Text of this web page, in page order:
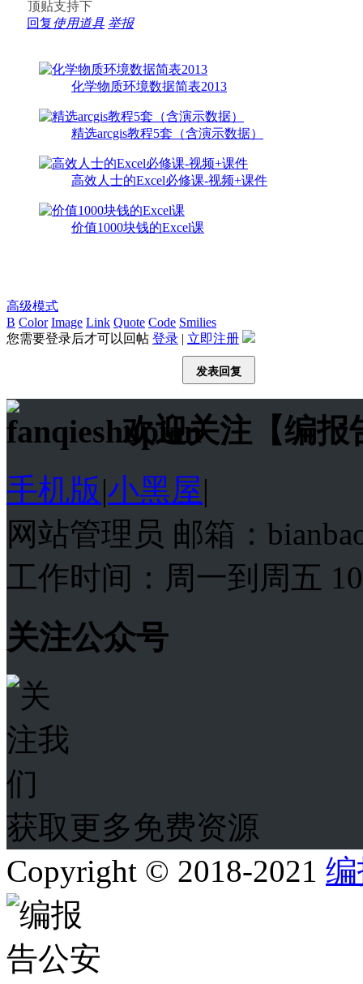
顶贴支持下
回复使用道具 举报
化学物质环境数据简表2013
精选arcgis教程5套（含演示数据）
高效人士的Excel必修课-视频+课件
价值1000块钱的Excel课
高级模式
B Color Image Link Quote Code Smilies
您需要登录后才可以回帖 登录 | 立即注册
发表回复
欢迎关注【编报
手机版|小黑屋|
网站管理员 邮箱：
工作时间：周一到周五
关注公众号
获取更多免费资源
Copyright © 2018-2021